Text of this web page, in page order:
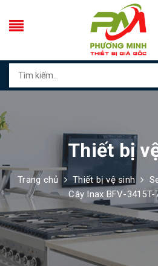
Thiết bị
Trang chủ Thiết bị vệ sinh
Cây Inax BFV-